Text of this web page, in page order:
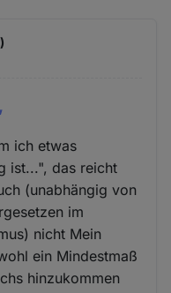
ich etwas
ist...", das reicht
(unabhängig von
im
nicht Mein
ein Mindestmaß
hinzukommen